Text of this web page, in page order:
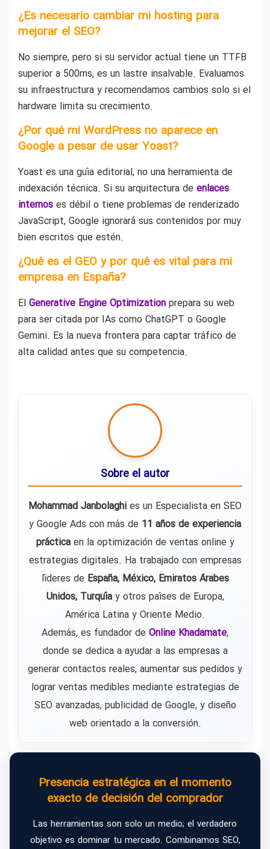
¿Es necesario cambiar mi hosting para
mejorar el SEO?
No siempre, pero si su servidor actual tiene un TTFB
superior a 500ms, es un lastre insalvable. Evaluamos
su infraestructura y recomendamos cambios solo si el
hardware limita su crecimiento.
¿Por qué mi WordPress no aparece en
Google a pesar de usar Yoast?
Yoast es una guía editorial, no una herramienta de
indexación técnica. Si su arquitectura de enlaces
internos es débil o tiene problemas de renderizado
JavaScript, Google ignorará sus contenidos por muy
bien escritos que estén.
¿Qué es el GEO y por qué es vital para mi
empresa en España?
El Generative Engine Optimization prepara su web
para ser citada por IAs como ChatGPT o Google
Gemini. Es la nueva frontera para captar tráfico de
alta calidad antes que su competencia.
Sobre el autor
Mohammad Janbolaghi es un Especialista en SEO
y Google Ads con más de 11 años de experiencia
prácticaen la optimización de ventas online y
estrategias digitales. Ha trabajado con empresas
líderes de España, México, Emiratos Árabes
Unidos, Turquíay otros países de Europa,
América Latina y Oriente Medio.
Además, es fundador de Online Khadamate,
donde se dedica a ayudar a las empresas a
generar contactos reales, aumentar sus pedidos y
lograr ventas medibles mediante estrategias de
SEO avanzadas, publicidad de Google, y diseño
web orientado a la conversión.
Presencia estratégica en el momento
exacto de decisión del comprador
Las herramientas son solo un medio; el verdadero
objetivo es dominar tu mercado. Combinamos SEO,